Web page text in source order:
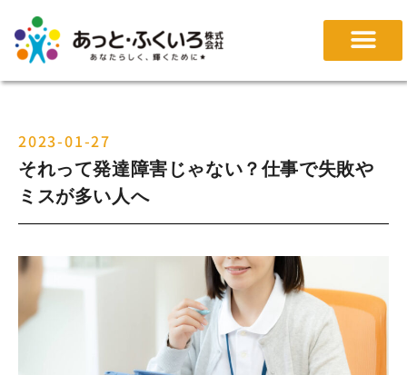
2023-01-27
それって発達障害じゃない？仕事で失敗や
ミスが多い人へ